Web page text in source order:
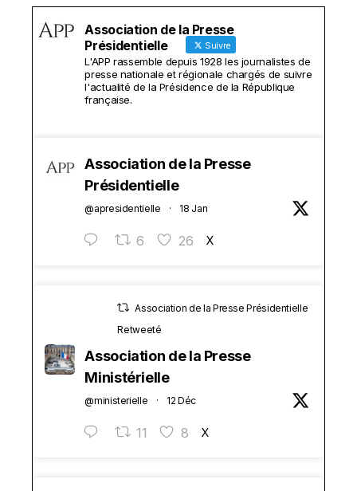
Association de la Presse
Présidentielle
Suivre
L'APP rassemble depuis 1928 les journalistes de
presse nationale et régionale chargés de suivre
l'actualité de la Présidence de la République
française.
Association de la Presse
Présidentielle
@apresidentielle · 18 Jan
6 26 X
Association de la Presse Présidentielle
Retweeté
Association de la Presse
Ministérielle
@ministerielle · 12 Déc
11 8 X